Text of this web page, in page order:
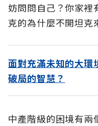
妨問問自己？你家裡
克的為什麼不開坦克
面對充滿未知的大環
破局的智慧？
中產階級的困境有兩